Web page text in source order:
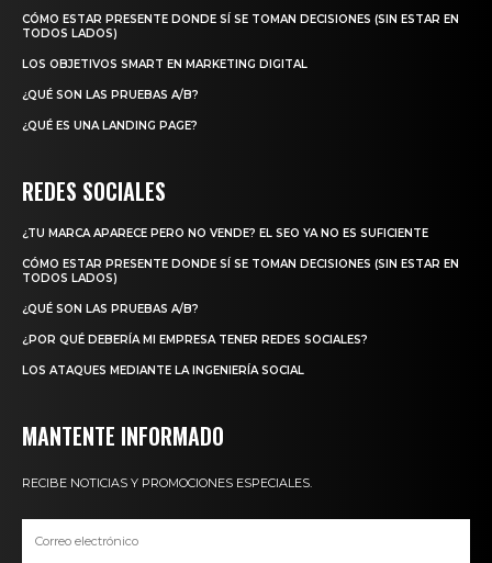
CÓMO ESTAR PRESENTE DONDE SÍ SE TOMAN DECISIONES (SIN ESTAR EN
TODOS LADOS)
LOS OBJETIVOS SMART EN MARKETING DIGITAL
¿QUÉ SON LAS PRUEBAS A/B?
¿QUÉ ES UNA LANDING PAGE?
REDES SOCIALES
¿TU MARCA APARECE PERO NO VENDE? EL SEO YA NO ES SUFICIENTE
CÓMO ESTAR PRESENTE DONDE SÍ SE TOMAN DECISIONES (SIN ESTAR EN
TODOS LADOS)
¿QUÉ SON LAS PRUEBAS A/B?
¿POR QUÉ DEBERÍA MI EMPRESA TENER REDES SOCIALES?
LOS ATAQUES MEDIANTE LA INGENIERÍA SOCIAL
MANTENTE INFORMADO
RECIBE NOTICIAS Y PROMOCIONES ESPECIALES.